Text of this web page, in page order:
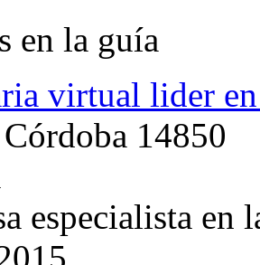
en la guía
virtual lider
14850
especialista en